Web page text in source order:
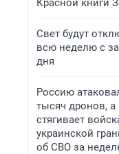
Красной книги
Свет будут
всю неделю с
дня
Россию
тысяч дронов, а
стягивает
украинской
об СВО за